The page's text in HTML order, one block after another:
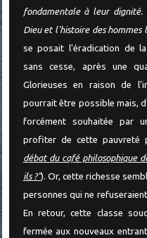
fondamentale à leur
Dieu et l'histoire des hommes
se posait l'éradication de
sans cesse, après une
Glorieuses en raison de
pourrait être possible mais,
forcément souhaitée par
profiter de cette pauvreté
débat du café philosophique
ils ?"). Or, cette richesse
personnes qui ne
En retour, cette classe
fermée aux nouveaux